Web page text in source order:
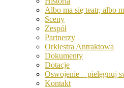
Albo ma się teatr, albo
Sceny
Zespół
Partnerzy
Orkiestra Antraktowa
Dokumenty
Dotacje
Oswojenie – pielęgnuj
Kontakt